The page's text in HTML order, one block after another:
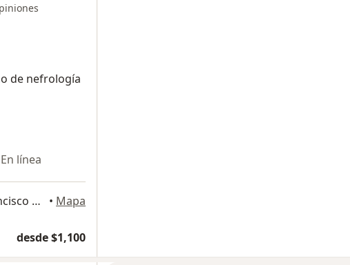
de nefrología
En línea
Cuauhtémoc numero 6, San Francisco Xocotitla, Azcapotzalco, Ciudad de México, Azcapotzalco • Mapa
desde $1,100